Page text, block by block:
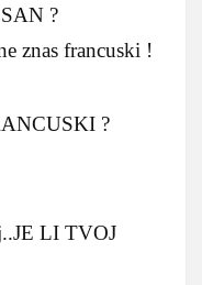
?
znas francuski !
?
LI TVOJ